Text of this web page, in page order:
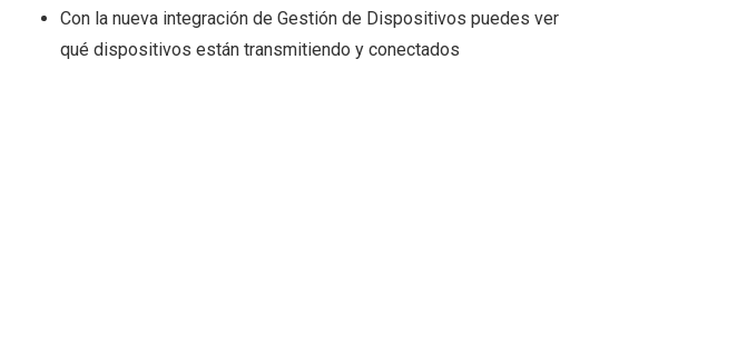
Con la nueva integración de Gestión de Dispositivos puedes ver
qué dispositivos están transmitiendo y conectados